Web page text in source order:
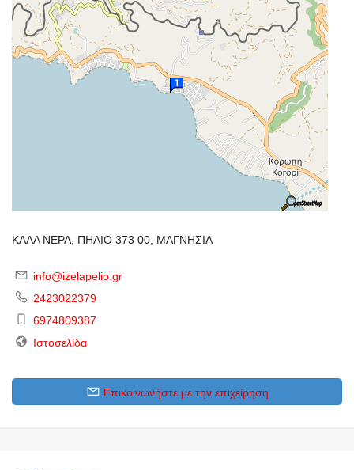
ΚΑΛΑ ΝΕΡΑ, ΠΗΛΙΟ 373 00, ΜΑΓΝΗΣΙΑ
info@izelapelio.gr
2423022379
6974809387
Ιστοσελίδα
Επικοινωνήστε με την επιχείρηση